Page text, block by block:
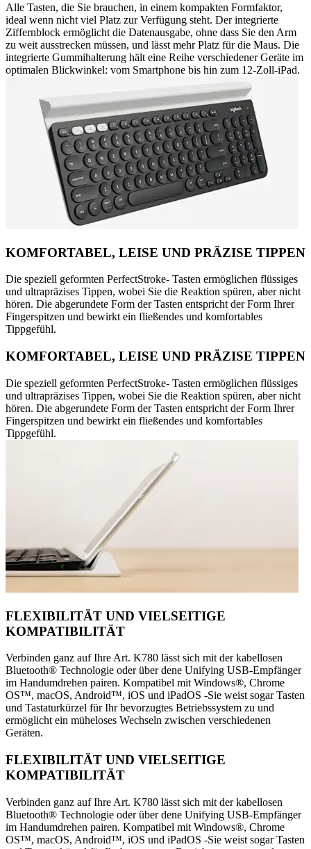
Alle Tasten, die Sie brauchen, in einem kompakten Formfaktor,
ideal wenn nicht viel Platz zur Verfügung steht. Der integrierte
Ziffernblock ermöglicht die Datenausgabe, ohne dass Sie den Arm
zu weit ausstrecken müssen, und lässt mehr Platz für die Maus. Die
integrierte Gummihalterung hält eine Reihe verschiedener Geräte im
optimalen Blickwinkel: vom Smartphone bis hin zum 12-Zoll-iPad.
KOMFORTABEL, LEISE UND PRÄZISE TIPPEN
Die speziell geformten PerfectStroke- Tasten ermöglichen flüssiges
und ultrapräzises Tippen, wobei Sie die Reaktion spüren, aber nicht
hören. Die abgerundete Form der Tasten entspricht der Form Ihrer
Fingerspitzen und bewirkt ein fließendes und komfortables
Tippgefühl.
KOMFORTABEL, LEISE UND PRÄZISE TIPPEN
Die speziell geformten PerfectStroke- Tasten ermöglichen flüssiges
und ultrapräzises Tippen, wobei Sie die Reaktion spüren, aber nicht
hören. Die abgerundete Form der Tasten entspricht der Form Ihrer
Fingerspitzen und bewirkt ein fließendes und komfortables
Tippgefühl.
FLEXIBILITÄT UND VIELSEITIGE
KOMPATIBILITÄT
Verbinden ganz auf Ihre Art. K780 lässt sich mit der kabellosen
Bluetooth® Technologie oder über dene Unifying USB-Empfänger
im Handumdrehen pairen. Kompatibel mit Windows®, Chrome
OS™, macOS, Android™, iOS und iPadOS -Sie weist sogar Tasten
und Tastaturkürzel für Ihr bevorzugtes Betriebssystem zu und
ermöglicht ein müheloses Wechseln zwischen verschiedenen
Geräten.
FLEXIBILITÄT UND VIELSEITIGE
KOMPATIBILITÄT
Verbinden ganz auf Ihre Art. K780 lässt sich mit der kabellosen
Bluetooth® Technologie oder über dene Unifying USB-Empfänger
im Handumdrehen pairen. Kompatibel mit Windows®, Chrome
OS™, macOS, Android™, iOS und iPadOS -Sie weist sogar Tasten